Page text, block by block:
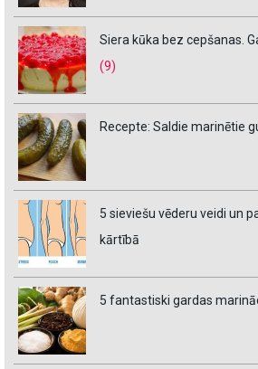
Siera kūka bez cepšanas.
(9)
Recepte: Saldie marinētie
5 sieviešu vēderu veidi un
kārtībā
5 fantastiski gardas